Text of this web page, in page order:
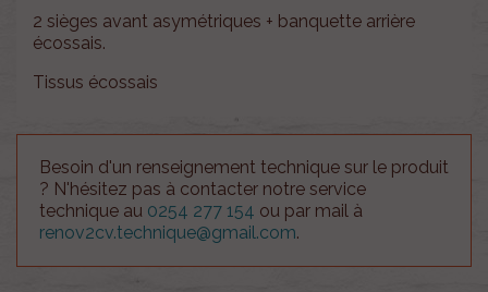
2 sièges avant asymétriques + banquette arrière
écossais.
Tissus écossais
Besoin d'un renseignement technique sur le produit
? N'hésitez pas à contacter notre service
technique au 0254 277 154 ou par mail à
renov2cv.technique@gmail.com.